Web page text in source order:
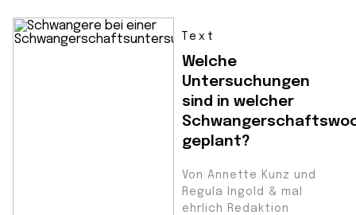
Text
Welche
Untersuchungen
sind in welcher
geplant?
Von Annette Kunz und
Regula Ingold & mal
ehrlich Redaktion